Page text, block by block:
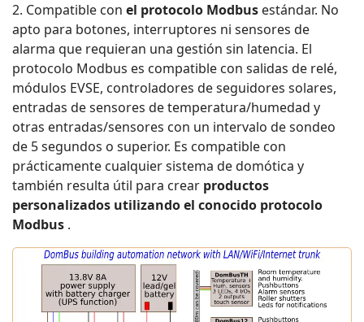
2. Compatible con el protocolo Modbus estándar. No
apto para botones, interruptores ni sensores de
alarma que requieran una gestión sin latencia. El
protocolo Modbus es compatible con salidas de relé,
módulos EVSE, controladores de seguidores solares,
entradas de sensores de temperatura/humedad y
otras entradas/sensores con un intervalo de sondeo
de 5 segundos o superior. Es compatible con
prácticamente cualquier sistema de domótica y
también resulta útil para crear productos
personalizados utilizando el conocido protocolo
Modbus .